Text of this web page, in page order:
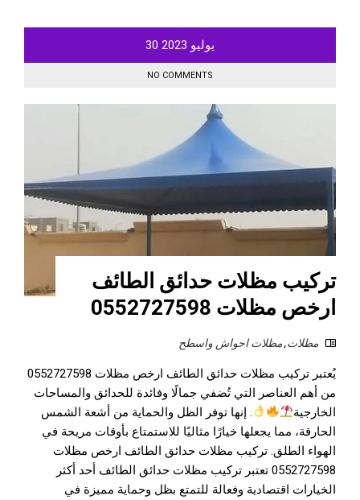
يوليو 30 2023
NO COMMENTS
تركيب مظلات حدائق الطائف
ارخص مظلات 0552727598
مظلات,مظلات احواش واسطح
يُعتبر تركيب مظلات حدائق الطائف ارخص مظلات 0552727598
من أهم العناصر التي تُضفي جمالًا وفائدة للحدائق والمساحات
الخارجية
. إنها توفر الظل والحماية من أشعة الشمس
الحارقة، مما يجعلها خيارًا مثاليًا للاستمتاع بأوقات مريحة في
الهواء الطلق. تركيب مظلات حدائق الطائف ارخص مظلات
0552727598 تعتبر تركيب مظلات حدائق الطائف أحد أكثر
الخيارات اقتصادية وفعالة للتمتع بظل وحماية مميزة في